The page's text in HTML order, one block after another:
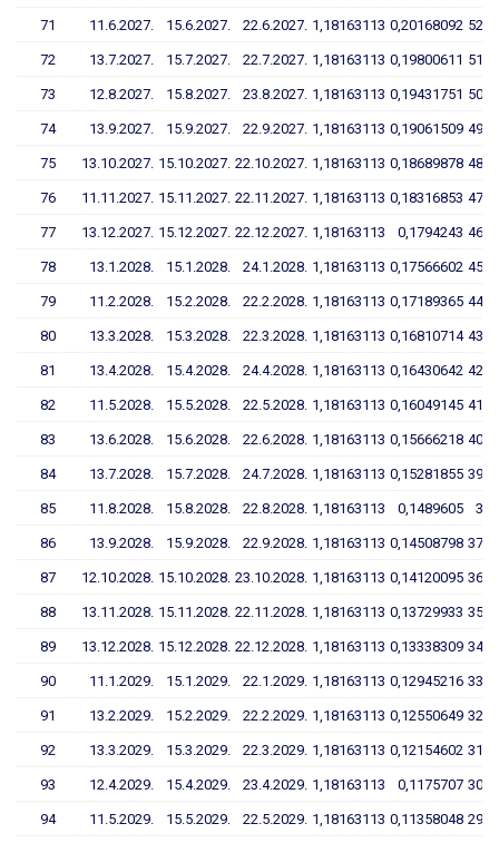
71 11.6.2027. 15.6.2027. 22.6.2027. 1,18163113 0,20168092
72 13.7.2027. 15.7.2027. 22.7.2027. 1,18163113 0,19800611
73 12.8.2027. 15.8.2027. 23.8.2027. 1,18163113 0,19431751
74 13.9.2027. 15.9.2027. 22.9.2027. 1,18163113 0,19061509
75 13.10.2027. 15.10.2027. 22.10.2027. 1,18163113 0,18689878
76 11.11.2027. 15.11.2027. 22.11.2027. 1,18163113 0,18316853
77 13.12.2027. 15.12.2027. 22.12.2027. 1,18163113 0,1794243
78 13.1.2028. 15.1.2028. 24.1.2028. 1,18163113 0,17566602
79 11.2.2028. 15.2.2028. 22.2.2028. 1,18163113 0,17189365
80 13.3.2028. 15.3.2028. 22.3.2028. 1,18163113 0,16810714
81 13.4.2028. 15.4.2028. 24.4.2028. 1,18163113 0,16430642
82 11.5.2028. 15.5.2028. 22.5.2028. 1,18163113 0,16049145
83 13.6.2028. 15.6.2028. 22.6.2028. 1,18163113 0,15666218
84 13.7.2028. 15.7.2028. 24.7.2028. 1,18163113 0,15281855
85 11.8.2028. 15.8.2028. 22.8.2028. 1,18163113 0,1489605
86 13.9.2028. 15.9.2028. 22.9.2028. 1,18163113 0,14508798
87 12.10.2028. 15.10.2028. 23.10.2028. 1,18163113 0,14120095
88 13.11.2028. 15.11.2028. 22.11.2028. 1,18163113 0,13729933
89 13.12.2028. 15.12.2028. 22.12.2028. 1,18163113 0,13338309
90 11.1.2029. 15.1.2029. 22.1.2029. 1,18163113 0,12945216
91 13.2.2029. 15.2.2029. 22.2.2029. 1,18163113 0,12550649
92 13.3.2029. 15.3.2029. 22.3.2029. 1,18163113 0,12154602
93 12.4.2029. 15.4.2029. 23.4.2029. 1,18163113 0,1175707
94 11.5.2029. 15.5.2029. 22.5.2029. 1,18163113 0,11358048